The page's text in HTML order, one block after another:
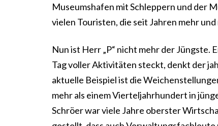
Museumshafen mit Schleppern und der
vielen Touristen, die seit Jahren mehr
Nun ist Herr „P“ nicht mehr der Jüngste.
Tag voller Aktivitäten steckt, denkt der
aktuelle Beispiel ist die
mehr als einem Vierteljahrhundert in
Schröer war viele Jahre oberster